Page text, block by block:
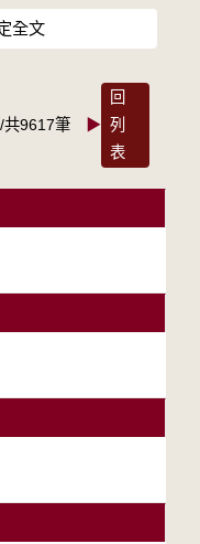
全文
共9617筆 ▶
回
列
表